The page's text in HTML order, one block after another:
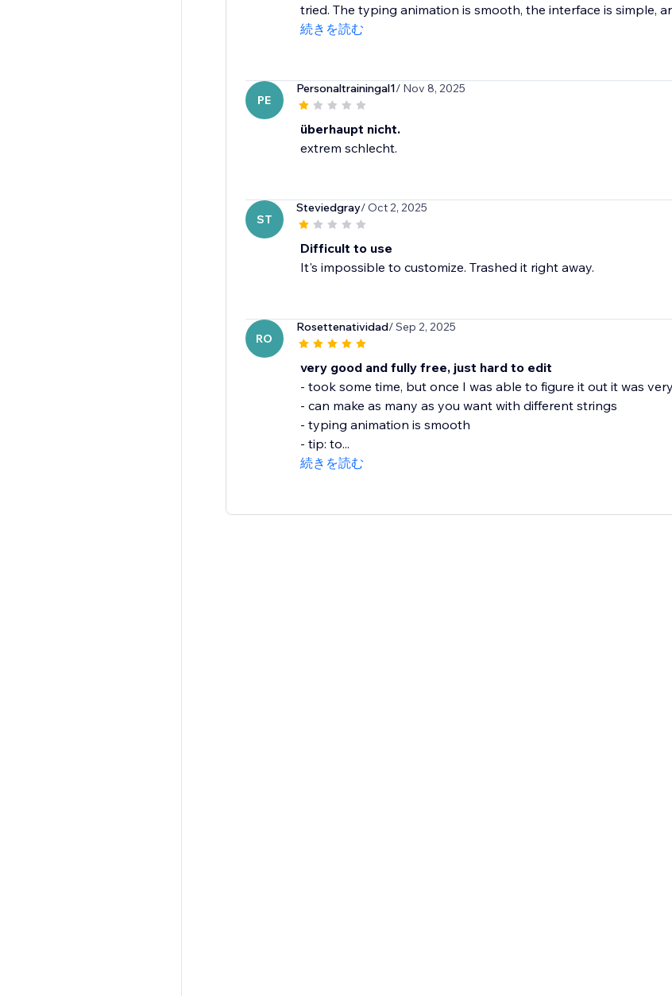
tried. The typing animation is smooth, the interface is simple,
続きを読む
PE
Personaltrainingal1/ Nov 8, 2025
überhaupt nicht.
extrem schlecht.
ST
Steviedgray/ Oct 2, 2025
Difficult to use
It's impossible to customize. Trashed it right away.
RO
Rosettenatividad/ Sep 2, 2025
very good and fully free, just hard to edit
- took some time, but once I was able to figure it out it was
- can make as many as you want with different strings
- typing animation is smooth
- tip: to...
続きを読む